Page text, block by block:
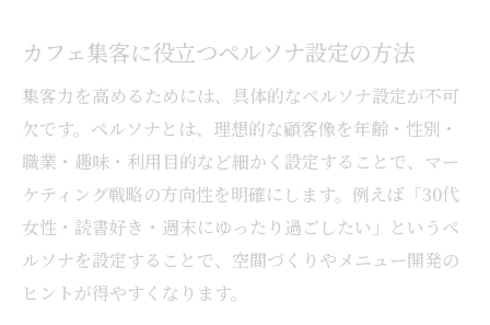
カフェ集客に役立つペルソナ設定の方法
集客力を高めるためには、具体的なペルソナ設定が不可
欠です。ペルソナとは、理想的な顧客像を年齢・性別・
職業・趣味・利用目的など細かく設定することで、マー
ケティング戦略の方向性を明確にします。例えば「30代
女性・読書好き・週末にゆったり過ごしたい」というペ
ルソナを設定することで、空間づくりやメニュー開発の
ヒントが得やすくなります。